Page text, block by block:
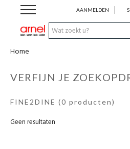
AANMELDEN
Koken
Tafel
Home
VERFIJN JE
FINE2DINE (0 producten)
Geen resultaten